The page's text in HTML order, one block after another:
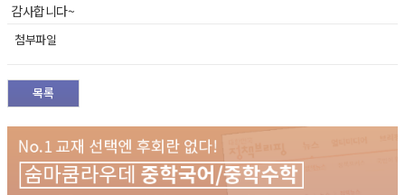
감사합니다~
첨부파일
목록